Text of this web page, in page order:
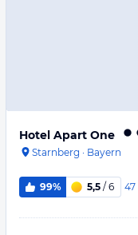
Hotel Apart One
Starnberg · Bayern
99% 5,5 / 6 47